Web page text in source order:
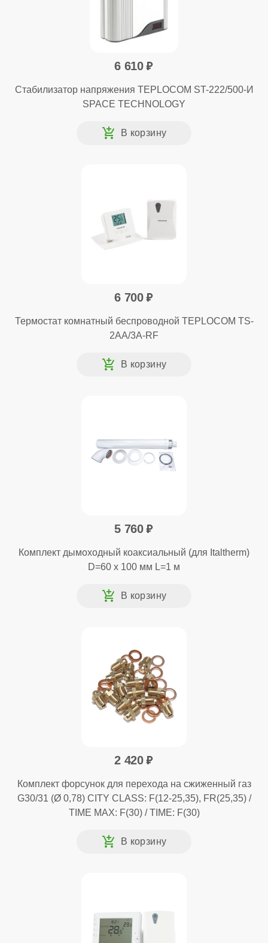
6 610
Стабилизатор напряжения TEPLOCOM ST-222/500-И
SPACE TECHNOLOGY
6 700
Термостат комнатный беспроводной TEPLOCOM TS-
2AA/3A-RF
5 760
Комплект дымоходный коаксиальный (для Italtherm)
D=60 x 100 мм L=1 м
2 420
Комплект форсунок для перехода на сжиженный газ
G30/31 (Ø 0,78) CITY CLASS: F(12-25,35), FR(25,35) /
TIME MAX: F(30) / TIME: F(30)